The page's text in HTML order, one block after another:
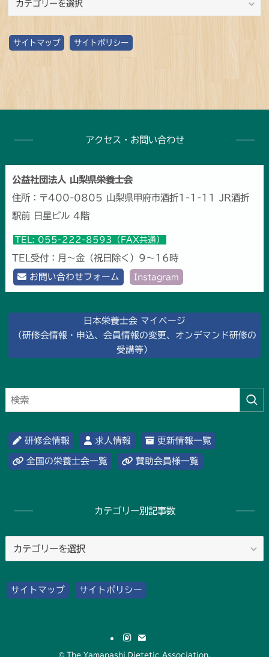
テ
ゴ
リ
サイトマップ サイトポリシー
アクセス・お問い合わせ
公益社団法人 山梨県栄養士会
住所：〒400-0805 山梨県甲府市酒折1-1-11 JR酒折
駅前 日星ビル 4階
TEL: 055-222-8593（FAX共通）
TEL受付：月～金（祝日除く）9～16時
お問い合わせフォーム Instagram
日本栄養士会 マイページ
（研修会情報・申込、会員情報の変更、オンデマンド研修の
受講等）
研修会情報 求人情報 更新情報一覧
全国の栄養士会一覧 賛助会員様一覧
カテゴリー別記事数
テ
ゴ
リ
サイトマップ サイトポリシー
©The Yamanashi Dietetic Association.